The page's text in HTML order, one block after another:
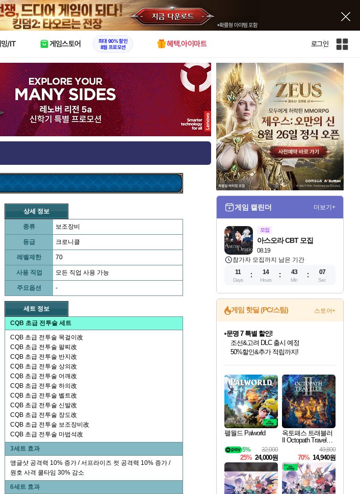
X
/IT 게임스토어
최대 90% 할인
8월 프로모션
혜택.아이마트 로그인
인
체
사
상세 정보
종류 보조장비
등급 크로니클
레벨제한 70
사용 직업 모든 직업 사용 가능
주요옵션 -
세트 정보
CQB 초급 전투술 세트
CQB 초급 전투술 목걸이改
CQB 초급 전투술 팔찌改
CQB 초급 전투술 반지改
CQB 초급 전투술 상의改
CQB 초급 전투술 어깨改
CQB 초급 전투술 하의改
CQB 초급 전투술 벨트改
CQB 초급 전투술 신발改
CQB 초급 전투술 장도改
CQB 초급 전투술 보조장비改
CQB 초급 전투술 마법석改
3세트 효과
앵글샷 공격력 10% 증가 / 서프라이즈 컷 공격력 10% 증가 /
원호 사격 쿨타임 30% 감소
6세트 효과
게임 캘린더 더보기+
모집
08.19
아스오라 CBT 모집
참가자 모집까지 남은 기간
11
Days
14
Hours
43
Min
06
Sec
게임 핫딜 (PC/스팀) 스토어+
최대 90% 할인가를 만나보세요!
네이버혜택과 함께 만나보세요!
문명 7 특별 할인!
조선&고려 DLC 출시 예정
50%할인&추가 적립까지!
네이버 포인트 혜택까지!
이니&베니 혜택까지!
네이버 혜택가와 함께 예약하세요!
할인&네이버혜택으로 만나보세요!
네이버페이 혜택과 만나보세요!
40주년 프로모션으로 만나보세요!
할인가에 만나보세요!
일부 에디션 상시 할인!
혜택으로 예약 판매 중
편안하게 충전하세요
팰월드 Palworld
32,000
5%
25% 24,000원
옥토패스 트래블러
II Octopath Traveler I
49,800
70% 14,940원